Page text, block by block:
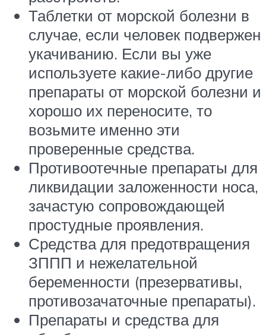
Таблетки от морской болезни в
случае, если человек подвержен
укачиванию. Если вы уже
используете какие-либо другие
препараты от морской болезни и
хорошо их переносите, то
возьмите именно эти
проверенные средства.
Противоотечные препараты для
ликвидации заложенности носа,
зачастую сопровождающей
простудные проявления.
Средства для предотвращения
ЗППП и нежелательной
беременности (презервативы,
противозачаточные препараты).
Препараты и средства для